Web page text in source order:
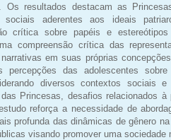
Os resultados destacam as
aderentes aos ideais
crítica sobre papéis e
compreensão crítica das
em suas próprias
percepções das adolescentes
diversos contextos sociais
Princesas, desafios relacionados à
reforça a necessidade de
profunda das dinâmicas de gênero
visando promover uma sociedade